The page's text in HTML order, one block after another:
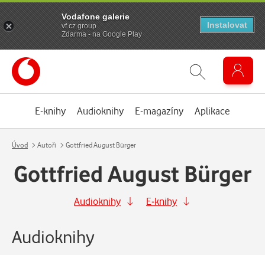
E-knihy Audioknihy E-magazíny Aplikace
Úvod Autoři Gottfried August Bürger
Gottfried August Bürger
Audioknihy E-knihy
Audioknihy
Vodafone galerie
vf.cz.group
Zdarma - na Google Play
Instalovat